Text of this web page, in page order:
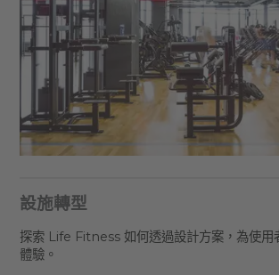
設施轉型
探索 Life Fitness 如何透過設計方案，為使用
體驗。